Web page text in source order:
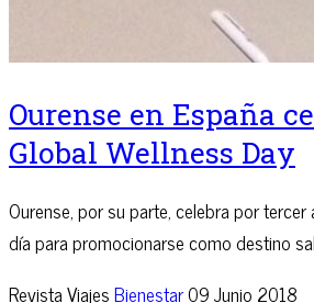
Ourense en España
Global Wellness Day
Ourense, por su parte, celebra por
día para promocionarse como destino
Revista ViajesBienestar09 Junio 2018